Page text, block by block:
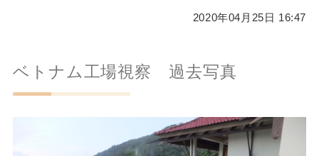
2020年04月25日 16:47
ベトナム工場視察 過去写真